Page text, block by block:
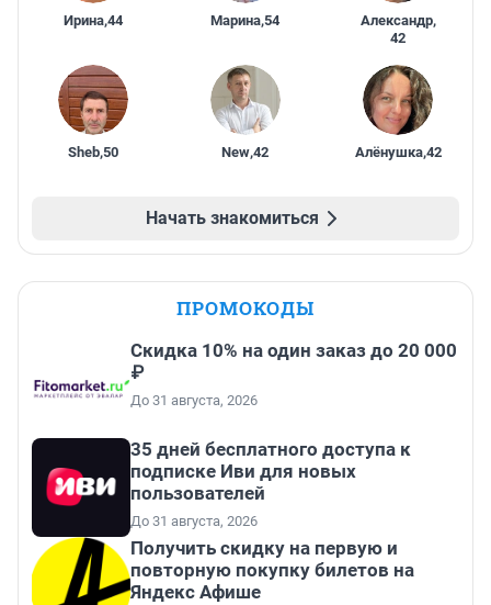
Ирина,44 Марина,54 Александр,
42
Sheb,50 New,42 Алёнушка,42
Начать знакомиться
ПРОМОКОДЫ
Скидка 10% на один заказ до 20 000
₽
До 31 августа, 2026
35 дней бесплатного доступа к
подписке Иви для новых
пользователей
До 31 августа, 2026
Получить скидку на первую и
повторную покупку билетов на
Яндекс Афише